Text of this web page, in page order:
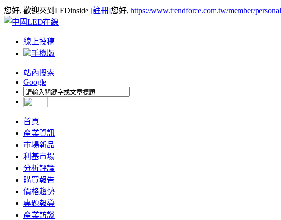
您好, 歡迎來到LEDinside [註冊]您好, https://www.trendforce.com.tw/member/personal
線上投稿
手機版
站內搜索
Google
首頁
產業資訊
市場新品
利基市場
分析評論
購買報告
價格趨勢
專題報導
產業訪談